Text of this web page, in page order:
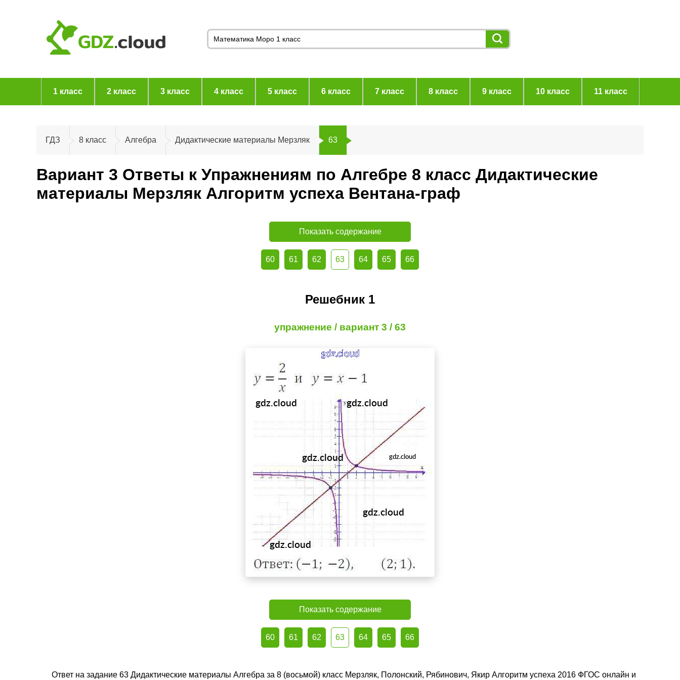
1 класс 2 класс 3 класс 4 класс 5 класс 6 класс 7 класс 8 класс 9 класс 10 класс 11 класс
ГДЗ 8 класс Алгебра Дидактические материалы Мерзляк 63
Вариант 3 Ответы к Упражнениям по Алгебре 8 класс Дидактические
материалы Мерзляк Алгоритм успеха Вентана-граф
Показать содержание
60 61 62 63 64 65 66
Решебник 1
упражнение / вариант 3 / 63
Показать содержание
60 61 62 63 64 65 66
Ответ на задание 63 Дидактические материалы Алгебра за 8 (восьмой) класс Мерзляк, Полонский, Рябинович, Якир Алгоритм успеха 2016 ФГОС онлайн и